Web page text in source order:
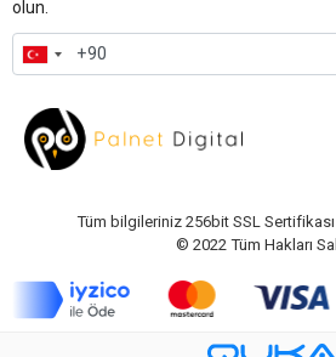
olun.
Tüm bilgileriniz 256bit SSL
© 2022 Tüm Hakları